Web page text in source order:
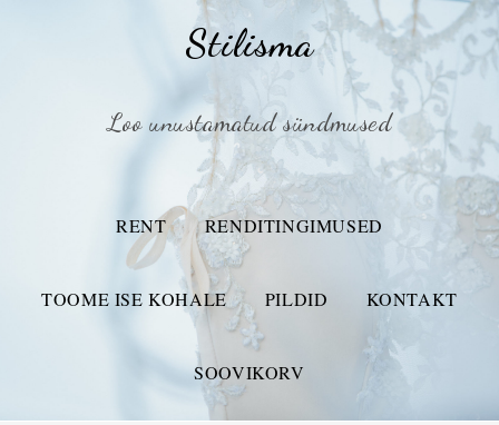
Stilisma
Loo unustamatud sündmused
RENT RENDITINGIMUSED
TOOME ISE KOHALE PILDID KONTAKT
SOOVIKORV